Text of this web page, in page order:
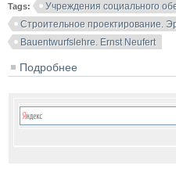
Tags:
Учреждения социального
Строительное проектирование.
Bauentwurfslehre. Ernst Neufert
Подробнее